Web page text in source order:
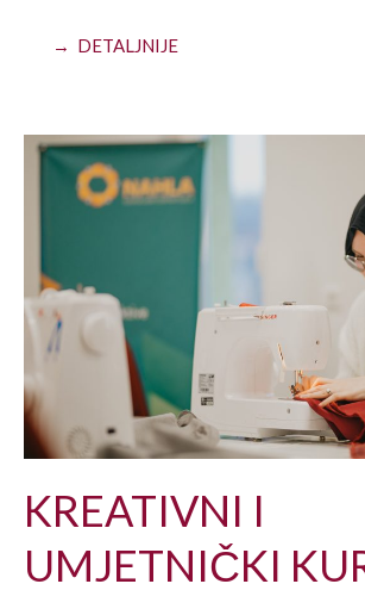
→ DETALJNIJE
KREATIVNI I
UMJETNIČKI